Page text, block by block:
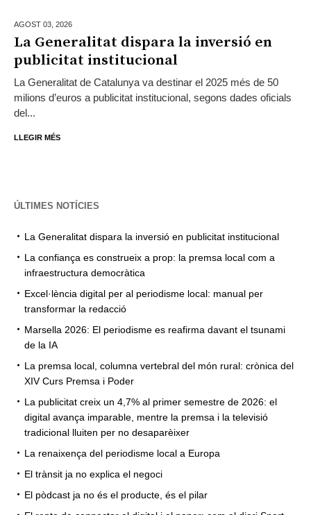
AGOST 03, 2026
La Generalitat dispara la inversió en
publicitat institucional
La Generalitat de Catalunya va destinar el 2025 més de 50
milions d’euros a publicitat institucional, segons dades oficials
del...
LLEGIR MÉS
ÚLTIMES NOTÍCIES
La Generalitat dispara la inversió en publicitat institucional
La confiança es construeix a prop: la premsa local com a
infraestructura democràtica
Excel·lència digital per al periodisme local: manual per
transformar la redacció
Marsella 2026: El periodisme es reafirma davant el tsunami
de la IA
La premsa local, columna vertebral del món rural: crònica del
XIV Curs Premsa i Poder
La publicitat creix un 4,7% al primer semestre de 2026: el
digital avança imparable, mentre la premsa i la televisió
tradicional lluiten per no desaparèixer
La renaixença del periodisme local a Europa
El trànsit ja no explica el negoci
El pòdcast ja no és el producte, és el pilar